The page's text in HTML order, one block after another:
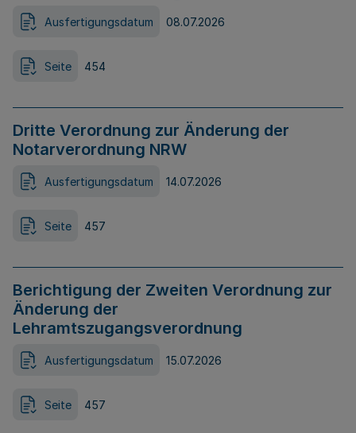
Ausfertigungsdatum 08.07.2026
Seite 454
Dritte Verordnung zur Änderung der
Notarverordnung NRW
Ausfertigungsdatum 14.07.2026
Seite 457
Berichtigung der Zweiten Verordnung zur
Änderung der
Lehramtszugangsverordnung
Ausfertigungsdatum 15.07.2026
Seite 457